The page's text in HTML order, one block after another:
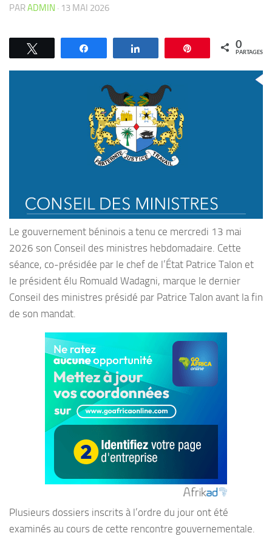
PARADMIN · 13 MAI 2026
Épingle 0
PARTAGES
Le gouvernement béninois a tenu ce mercredi 13 mai
2026 son Conseil des ministres hebdomadaire. Cette
séance, co-présidée par le chef de l’État Patrice Talon et
le président élu Romuald Wadagni, marque le dernier
Conseil des ministres présidé par Patrice Talon avant la fin
de son mandat.
Plusieurs dossiers inscrits à l’ordre du jour ont été
examinés au cours de cette rencontre gouvernementale.